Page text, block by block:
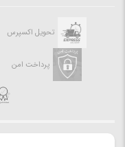
تحویل اکسپرس
پرداخت امن